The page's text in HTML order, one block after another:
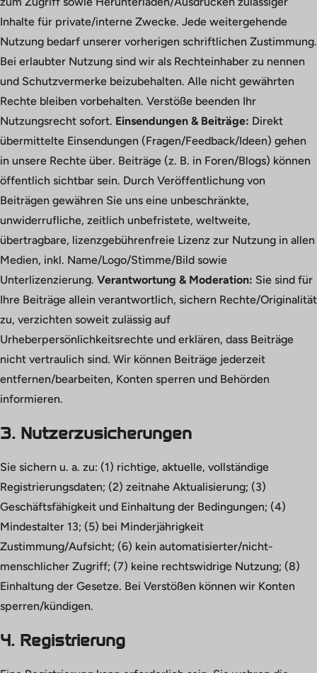
Inhalte für private/interne Zwecke. Jede weitergehende
Nutzung bedarf unserer vorherigen schriftlichen Zustimmung.
Bei erlaubter Nutzung sind wir als Rechteinhaber zu nennen
und Schutzvermerke beizubehalten. Alle nicht gewährten
Rechte bleiben vorbehalten. Verstöße beenden Ihr
Nutzungsrecht sofort. Einsendungen & Beiträge: Direkt
übermittelte Einsendungen (Fragen/Feedback/Ideen) gehen
in unsere Rechte über. Beiträge (z. B. in Foren/Blogs) können
öffentlich sichtbar sein. Durch Veröffentlichung von
Beiträgen gewähren Sie uns eine unbeschränkte,
unwiderrufliche, zeitlich unbefristete, weltweite,
übertragbare, lizenzgebührenfreie Lizenz zur Nutzung in allen
Medien, inkl. Name/Logo/Stimme/Bild sowie
Unterlizenzierung. Verantwortung & Moderation: Sie sind für
Ihre Beiträge allein verantwortlich, sichern Rechte/Originalität
zu, verzichten soweit zulässig auf
Urheberpersönlichkeitsrechte und erklären, dass Beiträge
nicht vertraulich sind. Wir können Beiträge jederzeit
entfernen/bearbeiten, Konten sperren und Behörden
informieren.
3. Nutzerzusicherungen
Sie sichern u. a. zu: (1) richtige, aktuelle, vollständige
Registrierungsdaten; (2) zeitnahe Aktualisierung; (3)
Geschäftsfähigkeit und Einhaltung der Bedingungen; (4)
Mindestalter 13; (5) bei Minderjährigkeit
Zustimmung/Aufsicht; (6) kein automatisierter/nicht-
menschlicher Zugriff; (7) keine rechtswidrige Nutzung; (8)
Einhaltung der Gesetze. Bei Verstößen können wir Konten
sperren/kündigen.
4. Registrierung